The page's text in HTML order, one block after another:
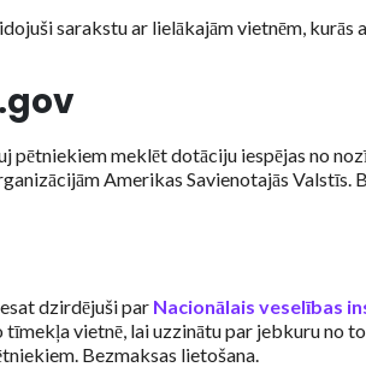
sarakstu ar lielākajām vietnēm, kurās
pētniekiem meklēt dotāciju iespējas no
Amerikas Savienotajās Valstīs.
esat dzirdējuši par Nacionālais veselības
vietnē, lai uzzinātu par jebkuru no
Bezmaksas lietošana.